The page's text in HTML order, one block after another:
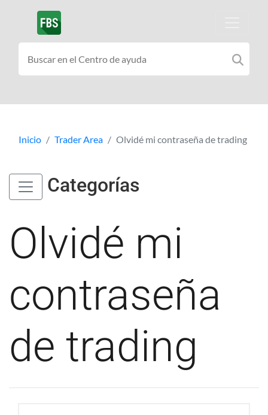
Inicio Trader Area Olvidé mi contraseña de trading
Categorías
Olvidé mi
contraseña
de trading